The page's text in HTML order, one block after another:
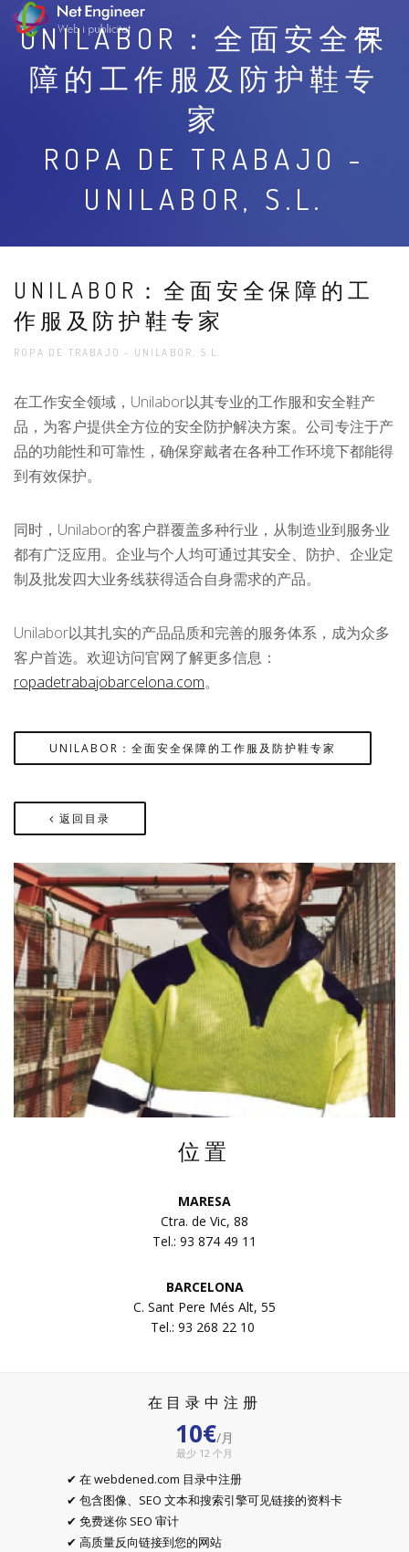
UNILABOR：全面安全保
障的工作服及防护鞋专
家
ROPA DE TRABAJO -
UNILABOR, S.L.
UNILABOR：全面安全保障的工
作服及防护鞋专家
ROPA DE TRABAJO - UNILABOR, S.L.
在工作安全领域，Unilabor以其专业的工作服和安全鞋产
品，为客户提供全方位的安全防护解决方案。公司专注于产
品的功能性和可靠性，确保穿戴者在各种工作环境下都能得
到有效保护。
同时，Unilabor的客户群覆盖多种行业，从制造业到服务业
都有广泛应用。企业与个人均可通过其安全、防护、企业定
制及批发四大业务线获得适合自身需求的产品。
Unilabor以其扎实的产品品质和完善的服务体系，成为众多
客户首选。欢迎访问官网了解更多信息：
ropadetrabajobarcelona.com。
UNILABOR：全面安全保障的工作服及防护鞋专家
返回目录
位置
MARESA
Ctra. de Vic, 88
Tel.: 93 874 49 11
BARCELONA
C. Sant Pere Més Alt, 55
Tel.: 93 268 22 10
在目录中注册
10€/月
最少 12 个月
✔ 在 webdened.com 目录中注册
✔ 包含图像、SEO 文本和搜索引擎可见链接的资料卡
✔ 免费迷你 SEO 审计
✔ 高质量反向链接到您的网站